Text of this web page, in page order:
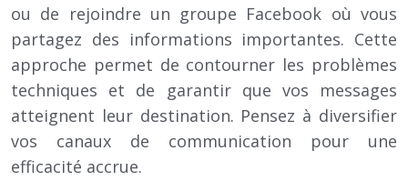
ou de rejoindre un groupe Facebook où vous
partagez des informations importantes. Cette
approche permet de contourner les problèmes
techniques et de garantir que vos messages
atteignent leur destination. Pensez à diversifier
vos canaux de communication pour une
efficacité accrue.